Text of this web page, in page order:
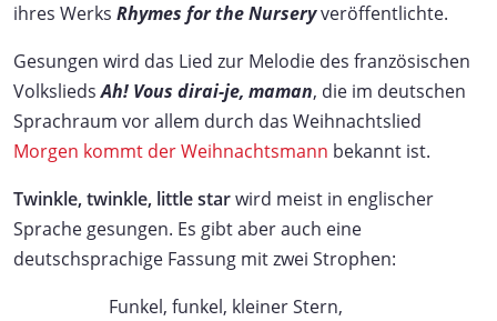
ihres Werks Rhymes for the Nurseryveröffentlichte.
Gesungen wird das Lied zur Melodie des französischen
VolksliedsAh! Vous dirai-je, maman, die im deutschen
Sprachraum vor allem durch das Weihnachtslied
Morgen kommt der Weihnachtsmann bekannt ist.
Twinkle, twinkle, little starwird meist in englischer
Sprache gesungen. Es gibt aber auch eine
deutschsprachige Fassung mit zwei Strophen:
Funkel, funkel, kleiner Stern,